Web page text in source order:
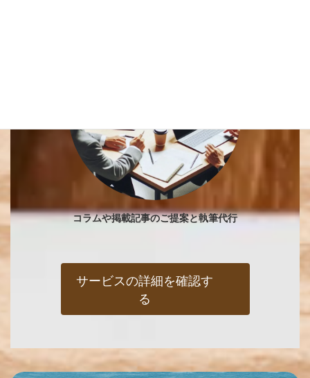
コラムや掲載記事のご提案と執筆代行
サービスの詳細を確認す
る